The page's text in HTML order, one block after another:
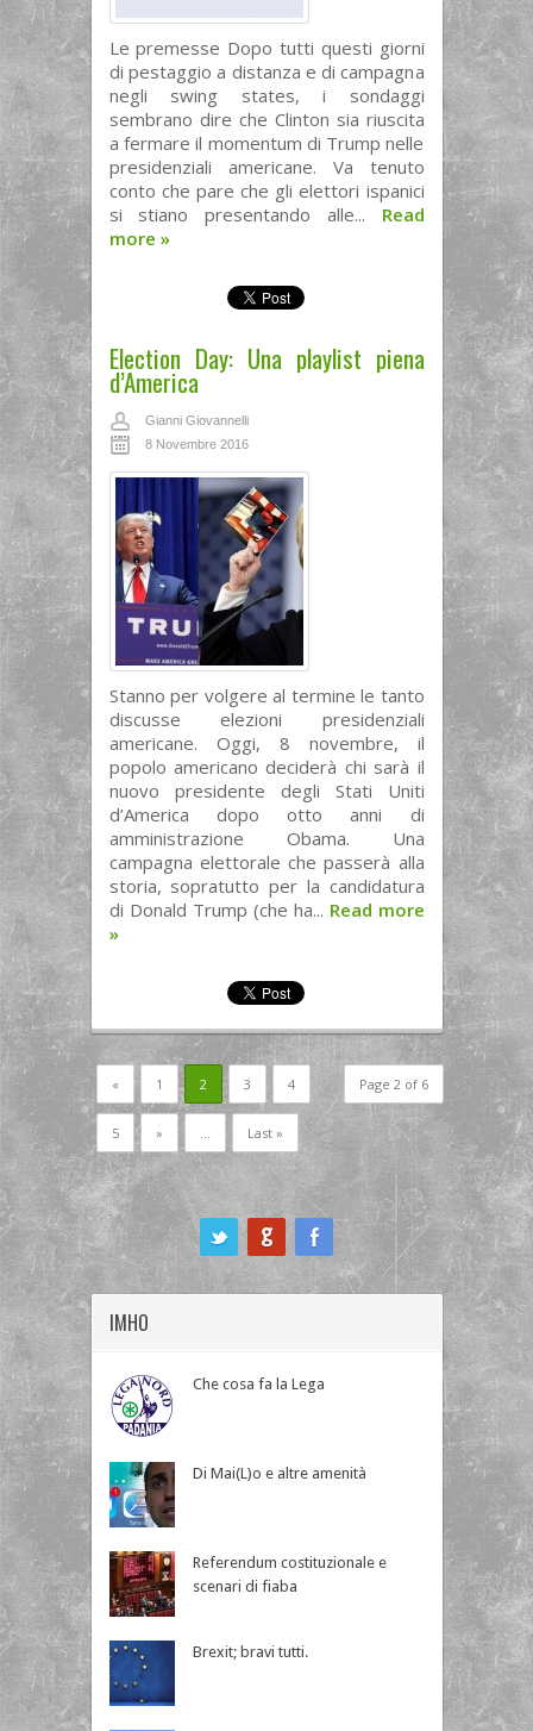
Le premesse Dopo tutti questi giorni
di pestaggio a distanza e di campagna
negli swing states, i sondaggi
sembrano dire che Clinton sia riuscita
a fermare il momentum di Trump nelle
presidenziali americane. Va tenuto
conto che pare che gli elettori ispanici
si stiano presentando alle... Read
more »
Election Day: Una playlist piena
d’America
Gianni Giovannelli
8 Novembre 2016
Stanno per volgere al termine le tanto
discusse elezioni presidenziali
americane. Oggi, 8 novembre, il
popolo americano deciderà chi sarà il
nuovo presidente degli Stati Uniti
d’America dopo otto anni di
amministrazione Obama. Una
campagna elettorale che passerà alla
storia, sopratutto per la candidatura
di Donald Trump (che ha... Read more
»
Page 2 of 6
« 1 2 3 4
5 » ... Last »
IMHO
Che cosa fa la Lega
Di Mai(L)o e altre amenità
Referendum costituzionale e
scenari di fiaba
Brexit; bravi tutti.